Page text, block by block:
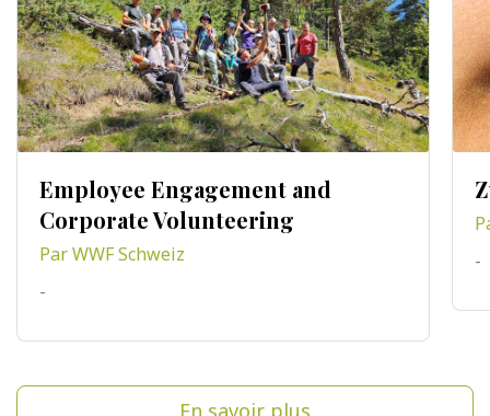
Employee Engagement and
Corporate Volunteering
Par WWF Schweiz
-
-